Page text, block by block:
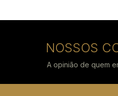
NOSSOS
A opinião de quem